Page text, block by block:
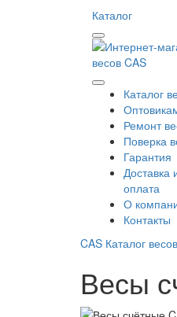
Каталог
Каталог
Ремонт
Поверка
Гарантия
Доставка
оплата
О
Контакты
CAS Каталог весов
Весы